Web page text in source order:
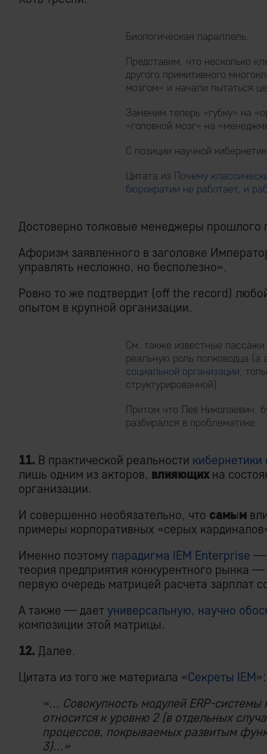
Биологическая параллель.
Представим, что несколько
другого примитивного
мозгом» и начали пытаться
Заменим теперь «губку» на
«головной мозг» на
С позиции научной
Цитата из Почему
бюрократии не работает, и
Достоверно толковые менеджеры прошлого
Афоризм заявленного в заголовке
управлять несложно, но бесполезно».
Ровно то же подтвердит (off the record)
опытом в крупной организации.
См. также известные
реальную роль полководца
социальной организации,
структурированной).
Притом что Лев Николаевич,
разбирался в проблематике.
11. В практической реальности
лишь одним из акторов, влияющих на
организации.
И совершенно необязательно, что самым
примеры корпоративных «серых
Именно поэтому парадигма IEM Enterprise —
теория предприятия конкурентного рынка
первую очередь матрицей расчета зарплат
А также — дает универсальную, научно
композиции этой матрицы.
12. Далее.
Цитата из того же материала «Секреты IEM»:
«... Совокупность модулей ERP-
относится к уровню 2 (в отдельных
процессов, покрываемых развитым
3)...»